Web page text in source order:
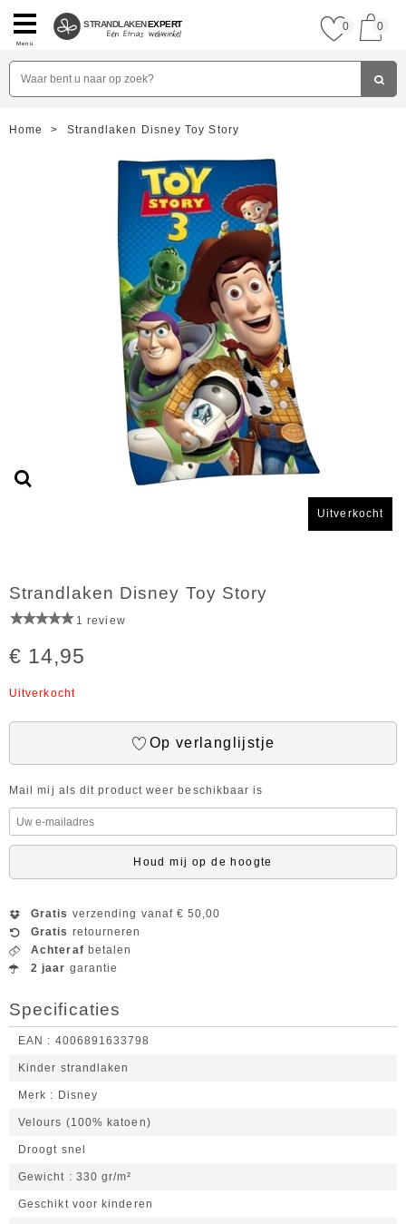
Menu
STRANDLAKENEXPERT 0 0
Home > Strandlaken Disney Toy Story
Uitverkocht
Strandlaken Disney Toy Story
1 review
€ 14,95
Uitverkocht
Op verlanglijstje
Mail mij als dit product weer beschikbaar is
Houd mij op de hoogte
Gratis verzending vanaf € 50,00
Gratis retourneren
Achteraf betalen
2 jaar garantie
Specificaties
EAN 4006891633798
Kinder strandlaken
Merk Disney
Velours (100% katoen)
Droogt snel
Gewicht 330 gr/m²
Geschikt voor kinderen